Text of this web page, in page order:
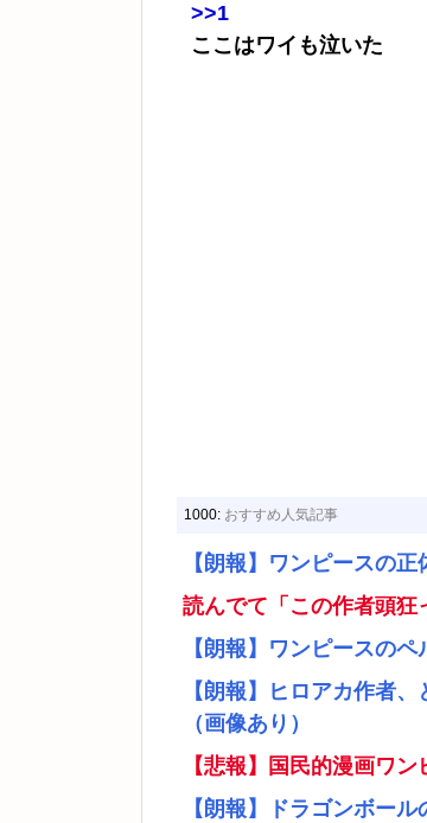
>>1
ここはワイも泣いた
1000: おすすめ人気記事
【朗報】ワンピースの
読んでて「この作者頭狂
【朗報】ワンピースの
【朗報】ヒロアカ作者
（画像あり）
【悲報】国民的漫画ワ
【朗報】ドラゴンボー